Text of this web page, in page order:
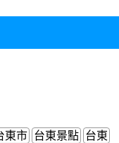
東市 台東景點 台東